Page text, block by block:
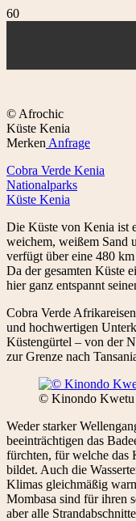
© Afrochic
Küste Kenia
Merken Anfrage
Cobra Verde Kenia
Nationalparks
Küste Kenia
Die Küste von Kenia ist
weichem, weißem Sand
verfügt über eine 480
Da der gesamten Küste
hier ganz entspannt
Cobra Verde
und hochwertigen
Küstengürtel – von der
zur Grenze nach
© Kinondo Kwetu
Weder starker
beeinträchtigen das
fürchten, für welche das
bildet. Auch die
Klimas gleichmäßig
Mombasa sind für ihren
aber alle